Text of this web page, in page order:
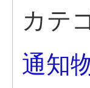
カテ
通知